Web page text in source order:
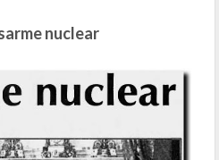
nuclear